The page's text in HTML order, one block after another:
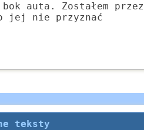
auta. Zostałem przez
jej nie przyznać
teksty